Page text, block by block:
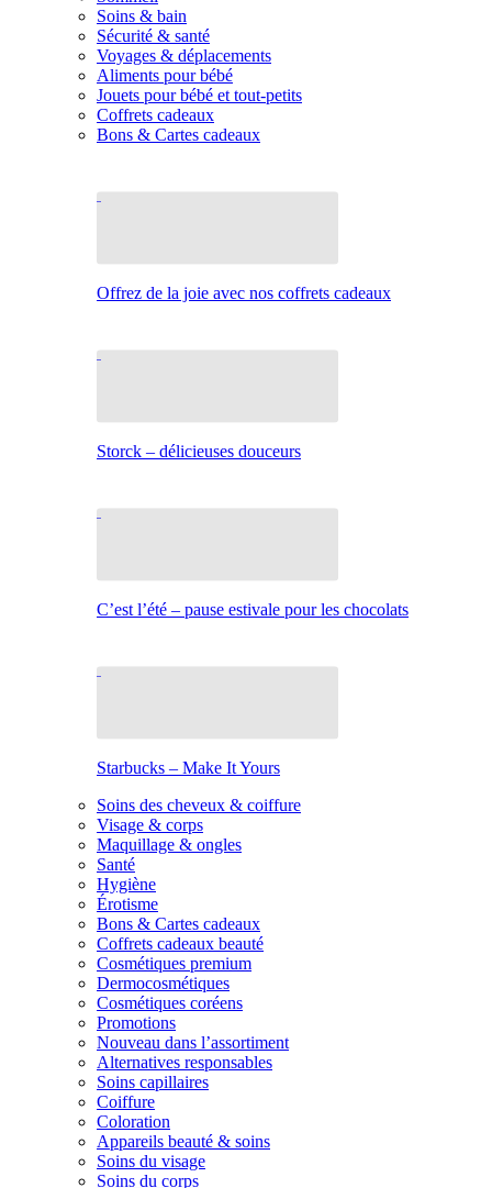
Soins & bain
Sécurité & santé
Voyages & déplacements
Aliments pour bébé
Jouets pour bébé et tout-petits
Coffrets cadeaux
Bons & Cartes cadeaux
Offrez de la joie avec nos coffrets cadeaux
Storck – délicieuses douceurs
C’est l’été – pause estivale pour les chocolats
Starbucks – Make It Yours
Soins des cheveux & coiffure
Visage & corps
Maquillage & ongles
Santé
Hygiène
Érotisme
Bons & Cartes cadeaux
Coffrets cadeaux beauté
Cosmétiques premium
Dermocosmétiques
Cosmétiques coréens
Promotions
Nouveau dans l’assortiment
Alternatives responsables
Soins capillaires
Coiffure
Coloration
Appareils beauté & soins
Soins du visage
Soins du corps